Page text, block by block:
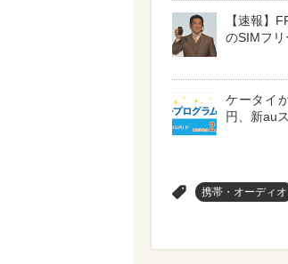
【速報】
のSIMフ
ケータイ
円、新au
携帯・オーディオ